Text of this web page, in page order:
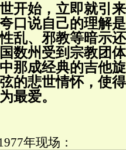
开始，立即就引
口说自己的理解
乱、邪教等暗示
数州受到宗教团
那成经典的吉他
的悲世情怀，使
最爱。
年现场：